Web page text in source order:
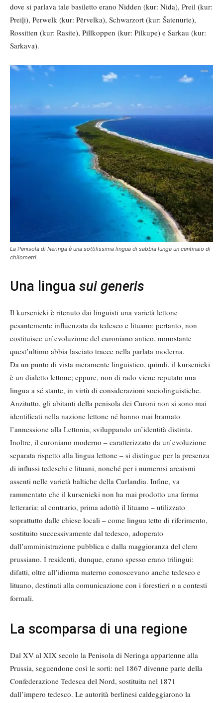
dove si parlava tale basiletto erano Nidden (kur: Nida), Preil (kur:
Preiļi), Perwelk (kur: Pērvelka), Schwarzort (kur: Šatenurte),
Rossitten (kur: Rasite), Pillkoppen (kur: Pilkupe) e Sarkau (kur:
Sarkava).
La Penisola di Neringa è una sottilissima lingua di sabbia lunga un centinaio di
chilometri.
Una lingua sui generis
Il kursenieki è ritenuto dai linguisti una varietà lettone
pesantemente influenzata da tedesco e lituano: pertanto, non
costituisce un’evoluzione del curoniano antico, nonostante
quest’ultimo abbia lasciato tracce nella parlata moderna.
Da un punto di vista meramente linguistico, quindi, il kursenieki
è un dialetto lettone; eppure, non di rado viene reputato una
lingua a sé stante, in virtù di considerazioni sociolinguistiche.
Anzitutto, gli abitanti della penisola dei Curoni non si sono mai
identificati nella nazione lettone né hanno mai bramato
l’annessione alla Lettonia, sviluppando un’identità distinta.
Inoltre, il curoniano moderno – caratterizzato da un’evoluzione
separata rispetto alla lingua lettone – si distingue per la presenza
di influssi tedeschi e lituani, nonché per i numerosi arcaismi
assenti nelle varietà baltiche della Curlandia. Infine, va
rammentato che il kursenieki non ha mai prodotto una forma
letteraria; al contrario, prima adottò il lituano – utilizzato
soprattutto dalle chiese locali – come lingua tetto di riferimento,
sostituito successivamente dal tedesco, adoperato
dall’amministrazione pubblica e dalla maggioranza del clero
prussiano. I residenti, dunque, erano spesso erano trilingui:
difatti, oltre all’idioma materno conoscevano anche tedesco e
lituano, destinati alla comunicazione con i forestieri o a contesti
formali.
La scomparsa di una regione
Dal XV al XIX secolo la Penisola di Neringa appartenne alla
Prussia, seguendone così le sorti: nel 1867 divenne parte della
Confederazione Tedesca del Nord, sostituita nel 1871
dall’impero tedesco. Le autorità berlinesi caldeggiarono la